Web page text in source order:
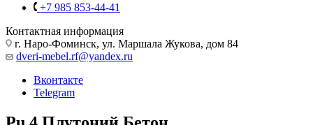
+7 985 853-44-41
Контактная информация
г. Наро-Фоминск, ул. Маршала Жукова, дом 84
dveri-mebel.rf@yandex.ru
Вконтакте
Telegram